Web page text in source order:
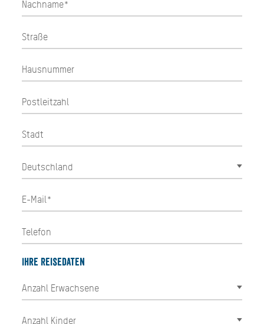
Ihre Reisedaten